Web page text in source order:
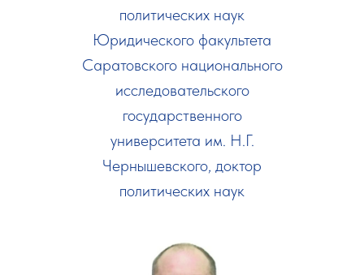
политических наук
Юридического факультета
Саратовского национального
исследовательского
государственного
университета им. Н.Г.
Чернышевского, доктор
политических наук